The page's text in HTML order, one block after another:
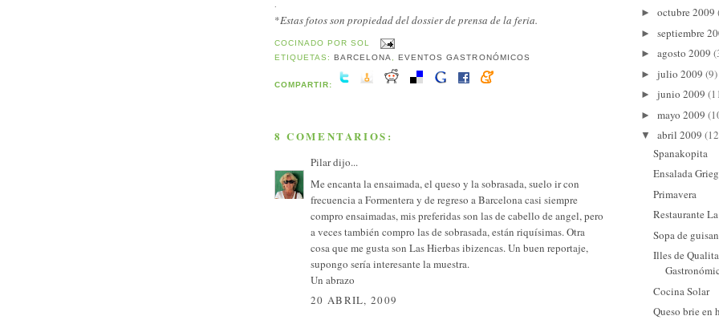
*Estas fotos son propiedad del dossier de prensa de la feria.
COCINADO PORSOL
ETIQUETAS: BARCELONA, EVENTOS GASTRONÓMICOS
COMPARTIR:
8 COMENTARIOS:
Pilardijo...
Me encanta la ensaimada, el queso y la sobrasada, suelo ir con
frecuencia a Formentera y de regreso a Barcelona casi siempre
compro ensaimadas, mis preferidas son las de cabello de angel, pero
a veces también compro las de sobrasada, están riquísimas. Otra
cosa que me gusta son Las Hierbas ibizencas. Un buen reportaje,
supongo sería interesante la muestra.
Un abrazo
20 ABRIL, 2009
► octubre 2009
► septiembre
► agosto 2009
► julio 2009 (9)
► junio 2009
► mayo 2009
▼ abril 2009
Spanakopita
Ensalada
Primavera
Restaurante
Sopa de
Illes de
Cocina Solar
Queso brie en